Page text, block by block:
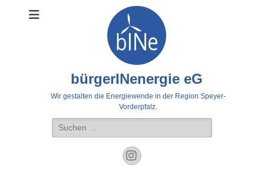
bürgerINenergie eG
Wir gestalten die Energiewende in der Region Speyer-
Vorderpfalz.
Suche
nach:
Instagram